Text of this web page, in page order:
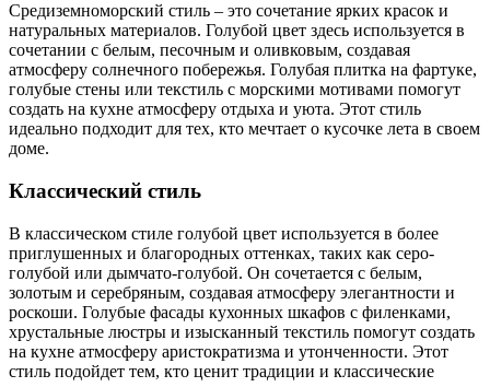
Средиземноморский стиль – это сочетание ярких красок и
натуральных материалов. Голубой цвет здесь используется в
сочетании с белым, песочным и оливковым, создавая
атмосферу солнечного побережья. Голубая плитка на фартуке,
голубые стены или текстиль с морскими мотивами помогут
создать на кухне атмосферу отдыха и уюта. Этот стиль
идеально подходит для тех, кто мечтает о кусочке лета в своем
доме.
Классический стиль
В классическом стиле голубой цвет используется в более
приглушенных и благородных оттенках, таких как серо-
голубой или дымчато-голубой. Он сочетается с белым,
золотым и серебряным, создавая атмосферу элегантности и
роскоши. Голубые фасады кухонных шкафов с филенками,
хрустальные люстры и изысканный текстиль помогут создать
на кухне атмосферу аристократизма и утонченности. Этот
стиль подойдет тем, кто ценит традиции и классические